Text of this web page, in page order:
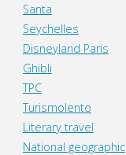
Santa
Seychelles
Disneyland Paris
Ghibli
TPC
Turismolento
Literary travel
National geographic